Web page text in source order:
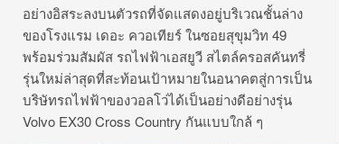
อย่างอิสระลงบนตัวรถที่จัดแสดงอยู่บริเวณชั้นล่าง
ของโรงแรม เดอะ ควอเทียร์ ในซอยสุขุมวิท 49
พร้อมร่วมสัมผัส รถไฟฟ้าเอสยูวี สไตล์ครอสคันทรี่
รุ่นใหม่ล่าสุดที่สะท้อนเป้าหมายในอนาคตสู่การเป็น
บริษัทรถไฟฟ้าของวอลโว่ได้เป็นอย่างดีอย่างรุ่น
Volvo EX30 Cross Country กันแบบใกล้ ๆ